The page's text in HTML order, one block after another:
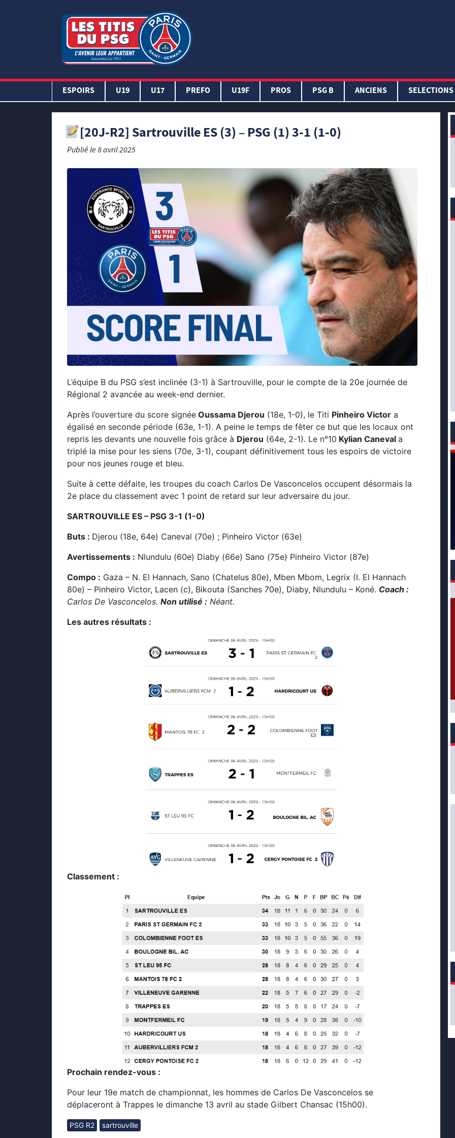
ESPOIRS U19 U17 PREFO U19F PROS PSG B ANCIENS SELECTIONS
[20J-R2] Sartrouville ES (3) – PSG (1) 3-1 (1-0)
Publié le8 avril 2025
L’équipe B du PSG s’est inclinée (3-1) à Sartrouville, pour le compte de la 20e journée de
Régional 2 avancée au week-end dernier.
Après l’ouverture du score signée Oussama Djerou (18e, 1-0), le Titi Pinheiro Victor a
égalisé en seconde période (63e, 1-1). A peine le temps de fêter ce but que les locaux ont
repris les devants une nouvelle fois grâce à Djerou (64e, 2-1). Le n°10 Kylian Caneval a
triplé la mise pour les siens (70e, 3-1), coupant définitivement tous les espoirs de victoire
pour nos jeunes rouge et bleu.
Suite à cette défaite, les troupes du coach Carlos De Vasconcelos occupent désormais la
2e place du classement avec 1 point de retard sur leur adversaire du jour.
SARTROUVILLE ES – PSG 3-1 (1-0)
Buts : Djerou (18e, 64e) Caneval (70e) ; Pinheiro Victor (63e)
Avertissements : Nlundulu (60e) Diaby (66e) Sano (75e) Pinheiro Victor (87e)
Compo : Gaza – N. El Hannach, Sano (Chatelus 80e), Mben Mbom, Legrix (I. El Hannach
80e) – Pinheiro Victor, Lacen (c), Bikouta (Sanches 70e), Diaby, Nlundulu – Koné. Coach :
Carlos De Vasconcelos. Non utilisé : Néant.
Les autres résultats :
Classement :
Prochain rendez-vous :
Pour leur 19e match de championnat, les hommes de Carlos De Vasconcelos se
déplaceront à Trappes le dimanche 13 avril au stade Gilbert Chansac (15h00).
PSG R2 sartrouville